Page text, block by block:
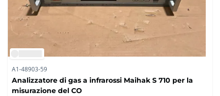
A1-48903-59
Analizzatore di gas a infrarossi Maihak S 710 per la
misurazione del CO